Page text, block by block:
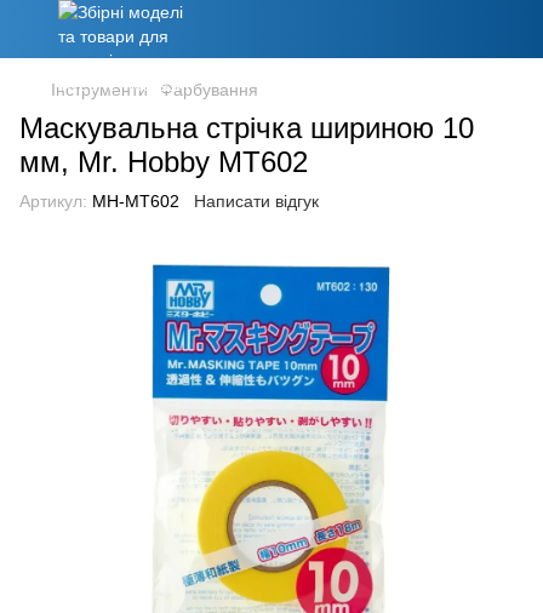
Інструменти Фарбування
Маскувальна стрічка шириною 10
мм, Mr. Hobby MT602
Артикул: MH-MT602 Написати відгук